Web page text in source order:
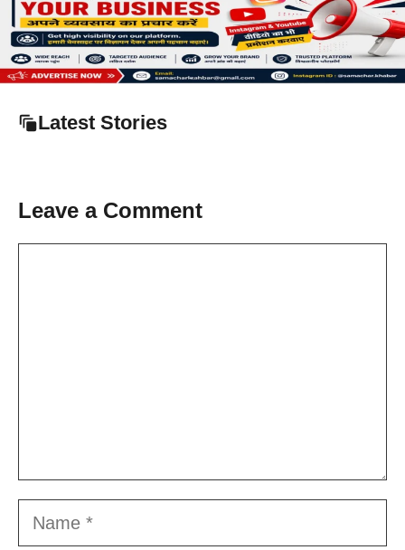
Latest Stories
Leave a Comment
Name